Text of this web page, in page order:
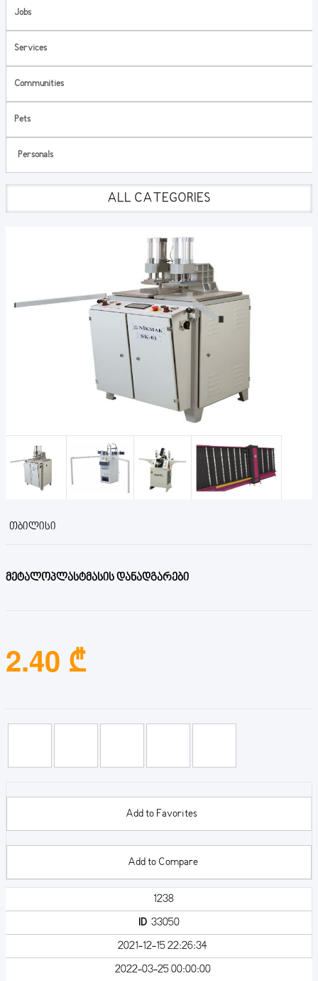
Jobs
Services
Communities
Pets
Personals
ALL CATEGORIES
ᲗᲑᲘᲚᲘᲡᲘ
მეტალოპლასტმასის დანადგარები
2.40 ₾
Add to Favorites
Add to Compare
1238
ID33050
2021-12-15 22:26:34
2022-03-25 00:00:00